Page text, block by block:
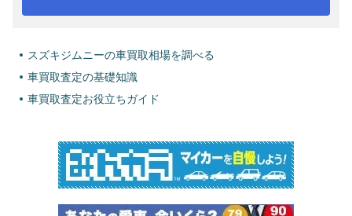
スズキジムニーの車買取相場を調べる
車買取査定の基礎知識
車買取査定お役立ちガイド